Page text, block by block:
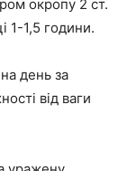
окропу 2 ст.
1-1,5 години.
на день за
від ваги